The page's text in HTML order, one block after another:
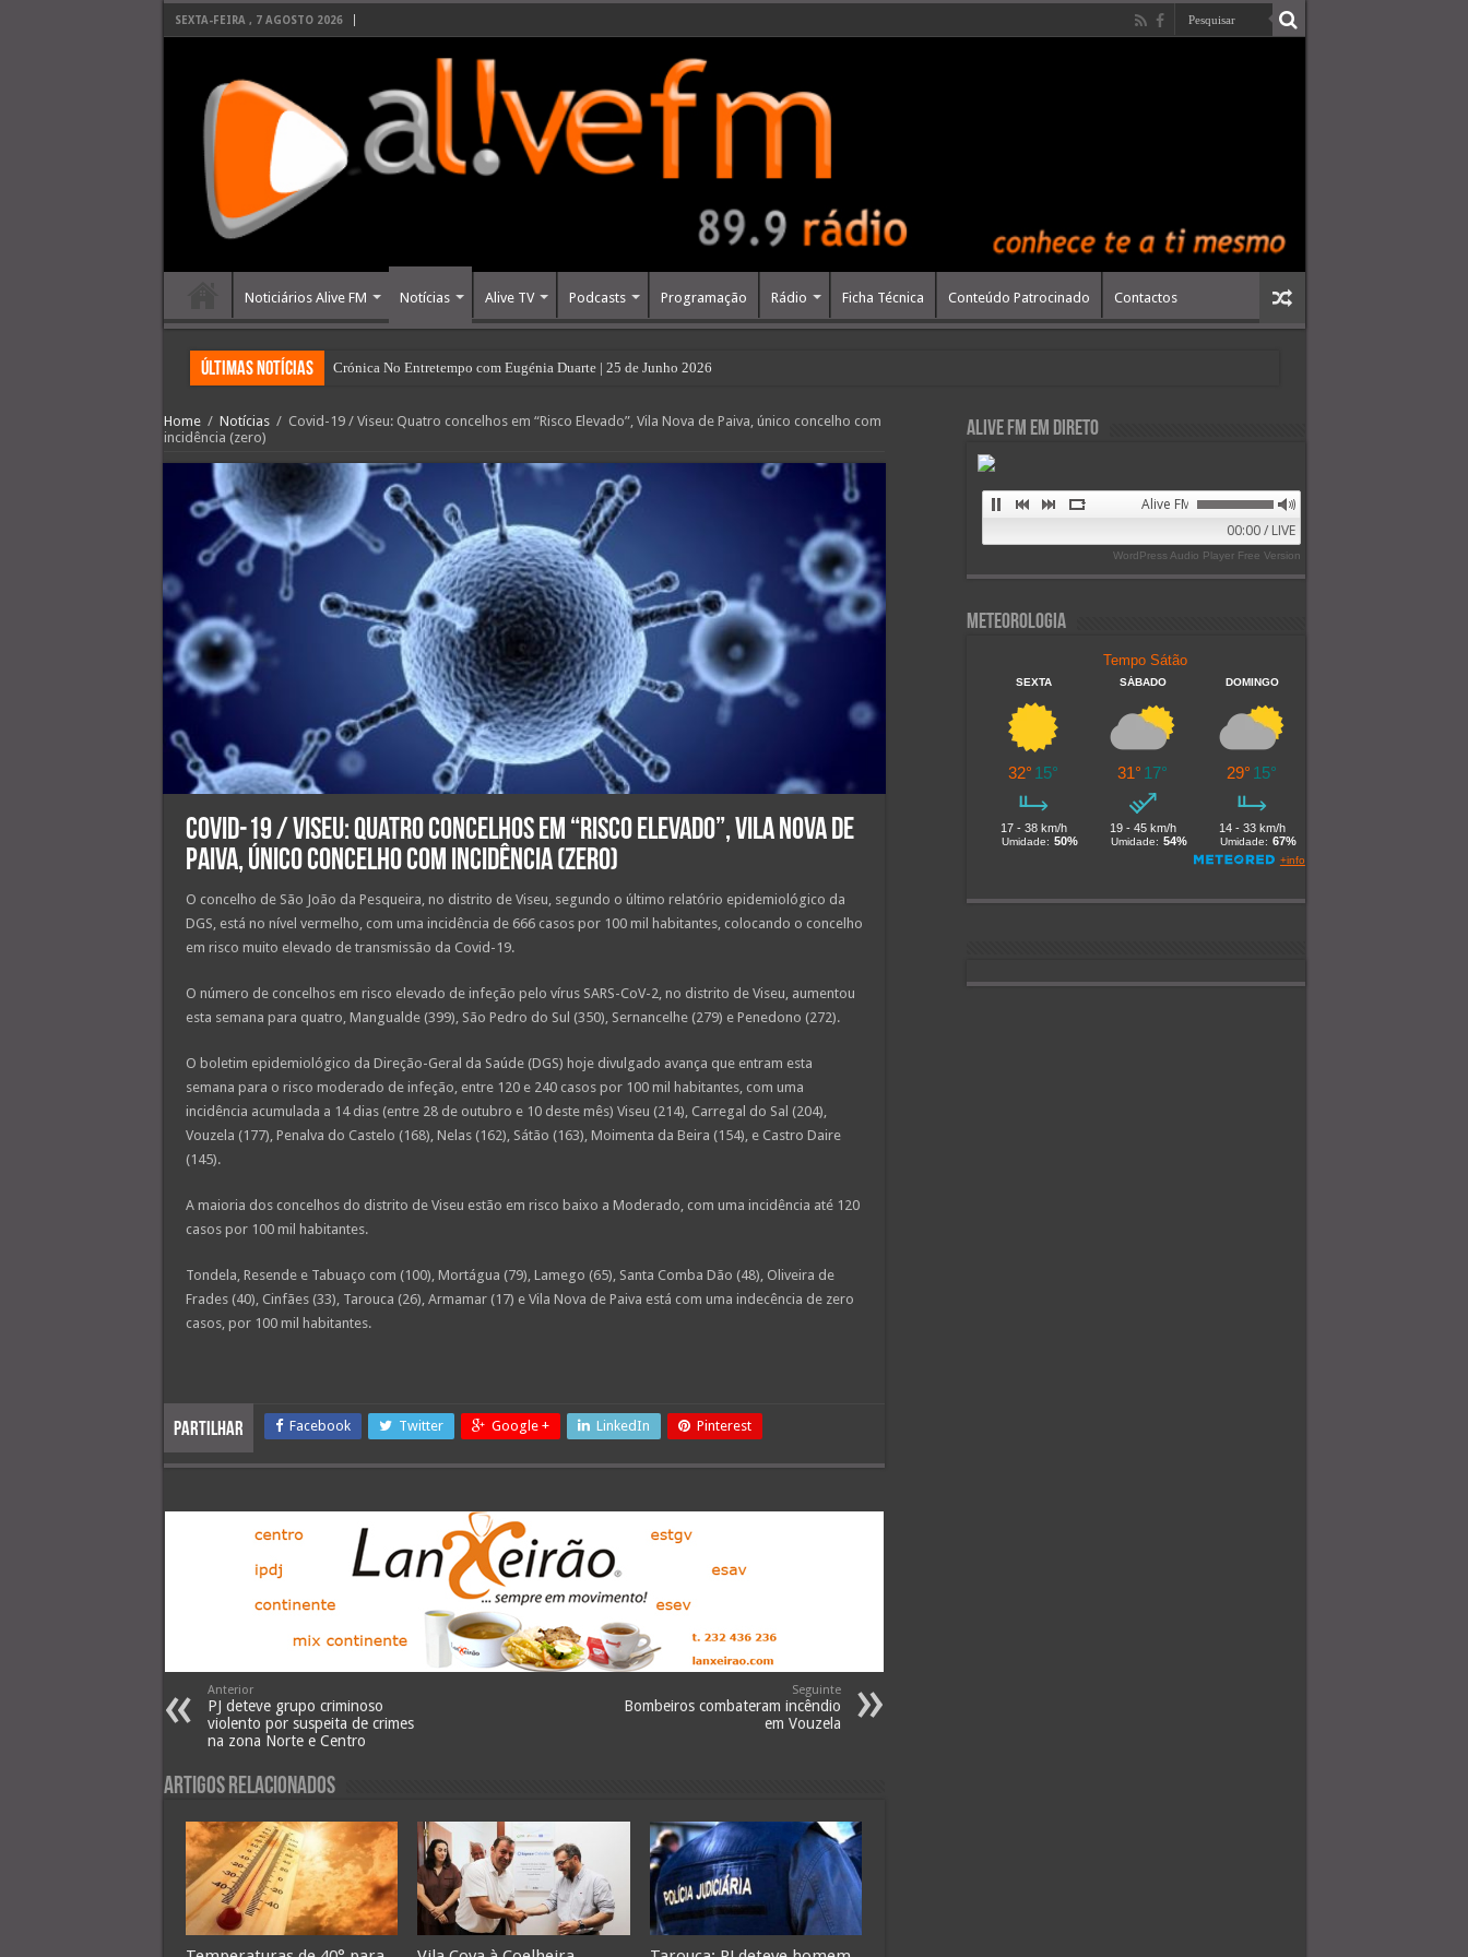
SEXTA-FEIRA , 7 AGOSTO 2026
Noticiários Alive FM Notícias Alive TV Podcasts Programação Rádio Ficha Técnica Conteúdo Patrocinado Contactos
últimas Notícias Crónica No Entretempo com Eugénia Duarte | 25 de Junho 2026
Home / Notícias / Covid-19 / Viseu: Quatro concelhos em “Risco Elevado”, Vila Nova de Paiva, único concelho com
incidência (zero)
Covid-19 / Viseu: Quatro concelhos em “Risco Elevado”, Vila Nova de
Paiva, único concelho com incidência (zero)
O concelho de São João da Pesqueira, no distrito de Viseu, segundo o último relatório epidemiológico da
DGS, está no nível vermelho, com uma incidência de 666 casos por 100 mil habitantes, colocando o concelho
em risco muito elevado de transmissão da Covid-19.
O número de concelhos em risco elevado de infeção pelo vírus SARS-CoV-2, no distrito de Viseu, aumentou
esta semana para quatro, Mangualde (399), São Pedro do Sul (350), Sernancelhe (279) e Penedono (272).
O boletim epidemiológico da Direção-Geral da Saúde (DGS) hoje divulgado avança que entram esta
semana para o risco moderado de infeção, entre 120 e 240 casos por 100 mil habitantes, com uma
incidência acumulada a 14 dias (entre 28 de outubro e 10 deste mês) Viseu (214), Carregal do Sal (204),
Vouzela (177), Penalva do Castelo (168), Nelas (162), Sátão (163), Moimenta da Beira (154), e Castro Daire
(145).
A maioria dos concelhos do distrito de Viseu estão em risco baixo a Moderado, com uma incidência até 120
casos por 100 mil habitantes.
Tondela, Resende e Tabuaço com (100), Mortágua (79), Lamego (65), Santa Comba Dão (48), Oliveira de
Frades (40), Cinfães (33), Tarouca (26), Armamar (17) e Vila Nova de Paiva está com uma indecência de zero
casos, por 100 mil habitantes.
Partilhar Facebook Twitter Google + LinkedIn Pinterest
Anterior
PJ deteve grupo criminoso
violento por suspeita de crimes
na zona Norte e Centro
Seguinte
Bombeiros combateram incêndio
em Vouzela
Artigos Relacionados
Alive FM em Direto
Alive FM 89.9
00:00 / LIVE
WordPress Audio Player Free Version
Meteorologia